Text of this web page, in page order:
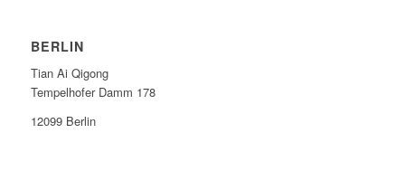
BERLIN
Tian Ai Qigong
Tempelhofer Damm 178
12099 Berlin